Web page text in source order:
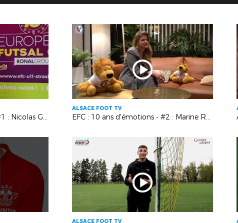
EFC : 10 ans d'émotions - #1 : Nicolas Gross
ALSACE FOOT TV
EFC : 10 ans d'émotions - #2 : Marine Rempp
ALSACE FOOT TV